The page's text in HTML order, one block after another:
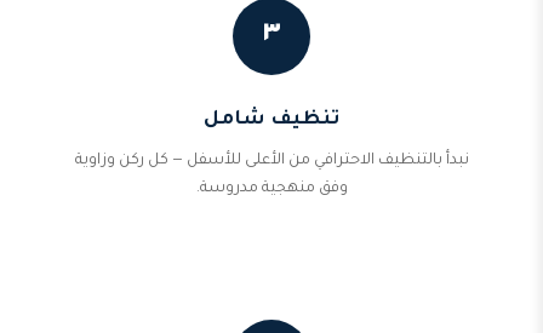
٣
تنظيف شامل
نبدأ بالتنظيف الاحترافي من الأعلى للأسفل — كل ركن وزاوية
وفق منهجية مدروسة.